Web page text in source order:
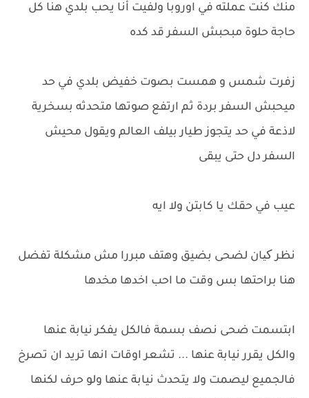
منك كنت عملته في اوروبا ولفيت أنا يحب بلدي هنا كل
حاجة حلوة مبحبش السفر قد كده
زفرت شمس و همست بصوت خفيض بلدي في حد
ميحبش السفر بردة ثم ارتفع صوتها متحدثه بسخرية
لاذعة في حد يتجوز طيار بيلف العالم ويقول محيش
السفر دل حتى يبقى
عيب في حقك يا كابتن ولا ايه
نظر کیان لضحى بضيق وهتف مبررا مش مشكلة تفضل
هنا براحتها بس وقت ما احب اخدها مخدها
ابتسمت ضحى نصف بسمة فالكل يفكر نيابة عنها
والكل يقرر نيابة عنها ... تشعر اوقات انها تريد ان تصرخ
فالجميع ليصمت ولا يتحدث نيابة عنها ولو حرف لكنها